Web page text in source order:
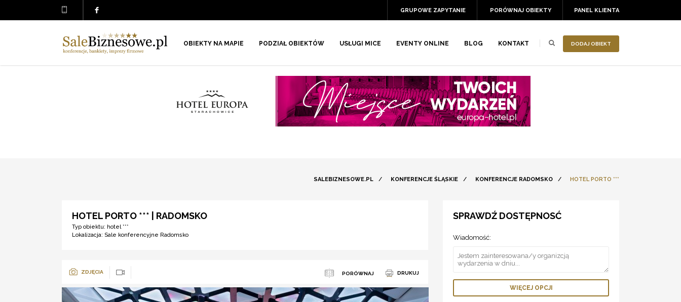
PANEL KLIENTA
PORÓWNAJ OBIEKTY
GRUPOWE ZAPYTANIE
DODAJ OBIEKT
OBIEKTY NA MAPIE PODZIAŁ OBIEKTÓW USŁUGI MICE EVENTY ONLINE BLOG KONTAKT
SALEBIZNESOWE.PL / KONFERENCJE ŚLĄSKIE / KONFERENCJE RADOMSKO / HOTEL PORTO ***
HOTEL PORTO *** | RADOMSKO
Typ obiektu: hotel ***
Lokalizacja: Sale konferencyjne Radomsko
ZDJĘCIA PORÓWNAJ DRUKUJ
SPRAWDŹ DOSTĘPNOSĆ
Wiadomość:
WIĘCEJ OPCJI